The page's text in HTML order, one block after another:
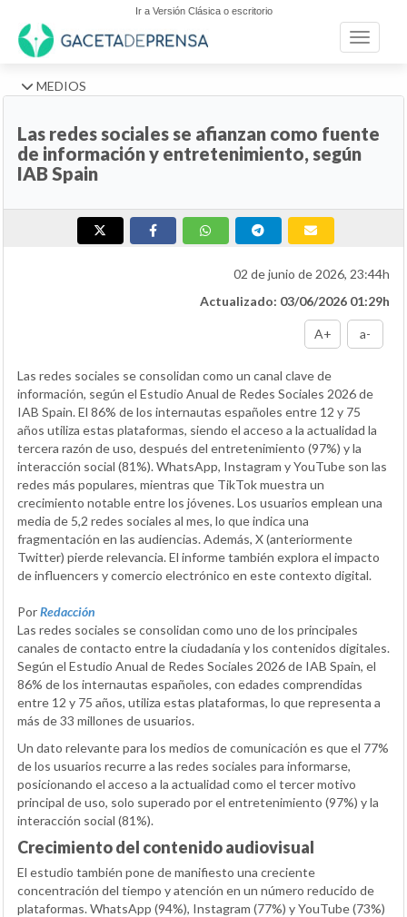
Ir a Versión Clásica o escritorio
Toggle
MEDIOS
Las redes sociales se afianzan como fuente
de información y entretenimiento, según
IAB Spain
02 de junio de 2026, 23:44h
Actualizado: 03/06/2026 01:29h
A+ a-
Las redes sociales se consolidan como un canal clave de
información, según el Estudio Anual de Redes Sociales 2026 de
IAB Spain. El 86% de los internautas españoles entre 12 y 75
años utiliza estas plataformas, siendo el acceso a la actualidad la
tercera razón de uso, después del entretenimiento (97%) y la
interacción social (81%). WhatsApp, Instagram y YouTube son las
redes más populares, mientras que TikTok muestra un
crecimiento notable entre los jóvenes. Los usuarios emplean una
media de 5,2 redes sociales al mes, lo que indica una
fragmentación en las audiencias. Además, X (anteriormente
Twitter) pierde relevancia. El informe también explora el impacto
de influencers y comercio electrónico en este contexto digital.
PorRedacción
Las redes sociales se consolidan como uno de los principales
canales de contacto entre la ciudadanía y los contenidos digitales.
Según el Estudio Anual de Redes Sociales 2026 de IAB Spain, el
86% de los internautas españoles, con edades comprendidas
entre 12 y 75 años, utiliza estas plataformas, lo que representa a
más de 33 millones de usuarios.
Un dato relevante para los medios de comunicación es que el 77%
de los usuarios recurre a las redes sociales para informarse,
posicionando el acceso a la actualidad como el tercer motivo
principal de uso, solo superado por el entretenimiento (97%) y la
interacción social (81%).
Crecimiento del contenido audiovisual
El estudio también pone de manifiesto una creciente
concentración del tiempo y atención en un número reducido de
plataformas. WhatsApp (94%), Instagram (77%) y YouTube (73%)